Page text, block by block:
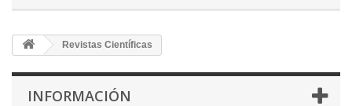
Revistas Científicas
INFORMACIÓN